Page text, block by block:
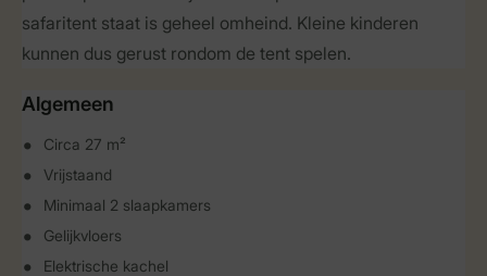
safaritent staat is geheel omheind. Kleine kinderen
kunnen dus gerust rondom de tent spelen.
Algemeen
Circa 27 m²
Vrijstaand
Minimaal 2 slaapkamers
Gelijkvloers
Elektrische kachel